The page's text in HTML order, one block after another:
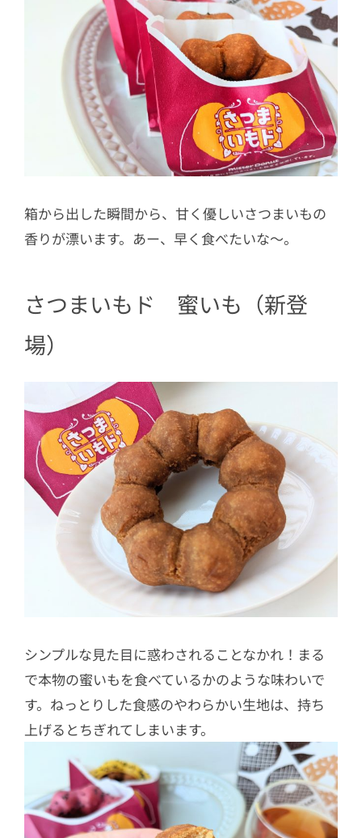
箱から出した瞬間から、甘く優しいさつまいもの
香りが漂います。あー、早く食べたいな～。
さつまいもド 蜜いも（新登
場）
シンプルな見た目に惑わされることなかれ！まる
で本物の蜜いもを食べているかのような味わいで
す。ねっとりした食感のやわらかい生地は、持ち
上げるとちぎれてしまいます。